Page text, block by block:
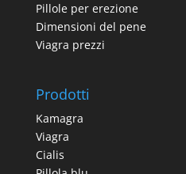
Pillole per erezione
Dimensioni del pene
Viagra prezzi
Prodotti
Kamagra
Viagra
Cialis